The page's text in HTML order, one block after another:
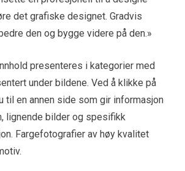
det grafiske designet. Gradvis
den og bygge videre på den.»
presenteres i kategorier med
under bildene. Ved å klikke på
til en annen side som gir informasjon
lignende bilder og spesifikk
Fargefotografier av høy kvalitet